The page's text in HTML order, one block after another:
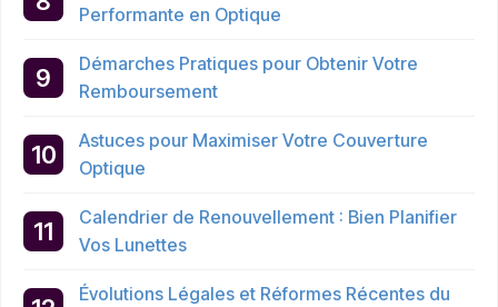
Performante en Optique
Démarches Pratiques pour Obtenir Votre
Remboursement
Astuces pour Maximiser Votre Couverture
Optique
Calendrier de Renouvellement : Bien Planifier
Vos Lunettes
Évolutions Légales et Réformes Récentes du